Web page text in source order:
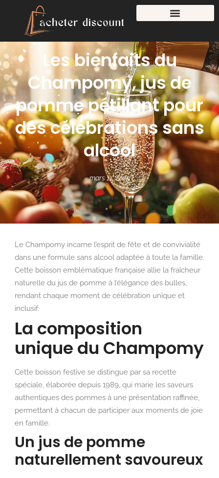
Les bienfaits du
Champomy, jus de
pomme pétillant pour
des célébrations sans
alcool
mars 11, 2025
Le Champomy incarne l’esprit de fête et de convivialité
dans une formule sans alcool adaptée à toute la famille.
Cette boisson emblématique française allie la fraîcheur
naturelle du jus de pomme à l’élégance des bulles,
rendant chaque moment de célébration unique et
inclusif.
La composition
unique du Champomy
Cette boisson festive se distingue par sa recette
spéciale, élaborée depuis 1989, qui marie les saveurs
authentiques des pommes à une présentation raffinée,
permettant à chacun de participer aux moments de joie
en famille.
Un jus de pomme
naturellement savoureux